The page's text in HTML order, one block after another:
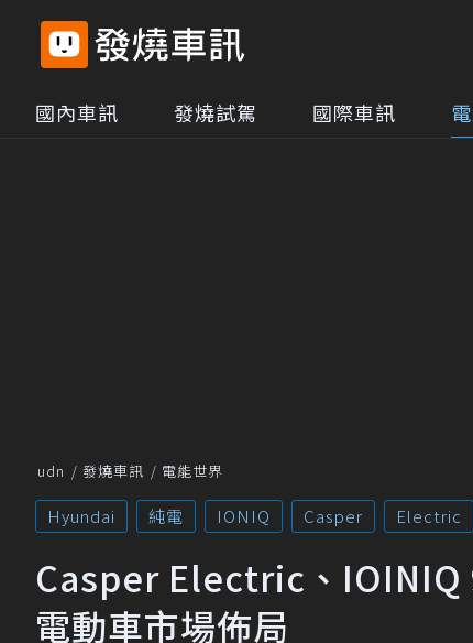
國內車訊 發燒試駕 國際車訊
udn 發燒車訊 電能世界
Hyundai 純電 IONIQ Casper Electric
Casper Electric、IOINIQ
電動車市場佈局